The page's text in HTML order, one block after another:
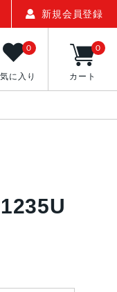
新規会員登録
に入り
0
カート
0